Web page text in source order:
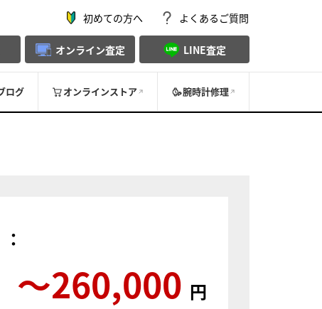
初めての方へ よくあるご質問
オンライン査定 LINE査定
ログ オンラインストア 腕時計修理
〜260,000 円